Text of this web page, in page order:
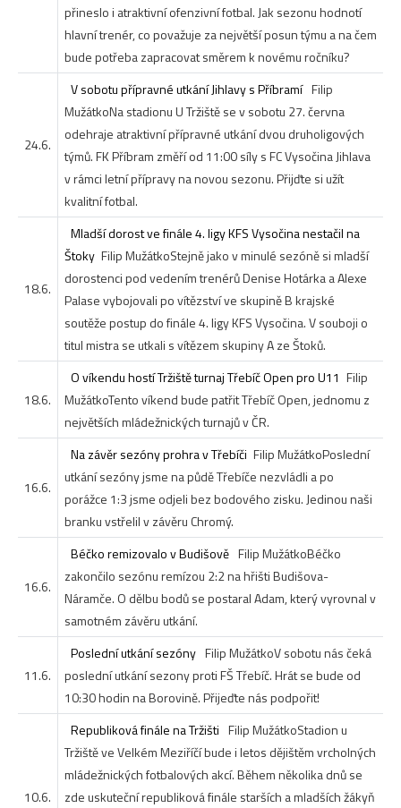
přineslo i atraktivní ofenzivní fotbal. Jak sezonu hodnotí
hlavní trenér, co považuje za největší posun týmu a na čem
bude potřeba zapracovat směrem k novému ročníku?
24.6.
V sobotu přípravné utkání Jihlavy s Příbramí Filip
MužátkoNa stadionu U Tržiště se v sobotu 27. června
odehraje atraktivní přípravné utkání dvou druholigových
týmů. FK Příbram změří od 11:00 síly s FC Vysočina Jihlava
v rámci letní přípravy na novou sezonu. Přijďte si užít
kvalitní fotbal.
18.6.
Mladší dorost ve finále 4. ligy KFS Vysočina nestačil na
Štoky Filip MužátkoStejně jako v minulé sezóně si mladší
dorostenci pod vedením trenérů Denise Hotárka a Alexe
Palase vybojovali po vítězství ve skupině B krajské
soutěže postup do finále 4. ligy KFS Vysočina. V souboji o
titul mistra se utkali s vítězem skupiny A ze Štoků.
18.6.
O víkendu hostí Tržiště turnaj Třebíč Open pro U11 Filip
MužátkoTento víkend bude patřit Třebíč Open, jednomu z
největších mládežnických turnajů v ČR.
16.6.
Na závěr sezóny prohra v Třebíči Filip MužátkoPoslední
utkání sezóny jsme na půdě Třebíče nezvládli a po
porážce 1:3 jsme odjeli bez bodového zisku. Jedinou naši
branku vstřelil v závěru Chromý.
16.6.
Béčko remizovalo v Budišově Filip MužátkoBéčko
zakončilo sezónu remízou 2:2 na hřišti Budišova-
Náramče. O dělbu bodů se postaral Adam, který vyrovnal v
samotném závěru utkání.
11.6.
Poslední utkání sezóny Filip MužátkoV sobotu nás čeká
poslední utkání sezony proti FŠ Třebíč. Hrát se bude od
10:30 hodin na Borovině. Přijeďte nás podpořit!
10.6.
Republiková finále na Tržišti Filip MužátkoStadion u
Tržiště ve Velkém Meziříčí bude i letos dějištěm vrcholných
mládežnických fotbalových akcí. Během několika dnů se
zde uskuteční republiková finále starších a mladších žákyň